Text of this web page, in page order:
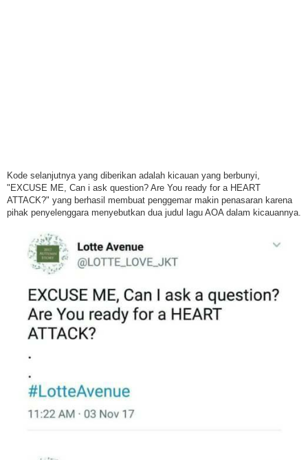
Kode selanjutnya yang diberikan adalah kicauan yang berbunyi,
"EXCUSE ME, Can i ask question? Are You ready for a HEART
ATTACK?" yang berhasil membuat penggemar makin penasaran karena
pihak penyelenggara menyebutkan dua judul lagu AOA dalam kicauannya.